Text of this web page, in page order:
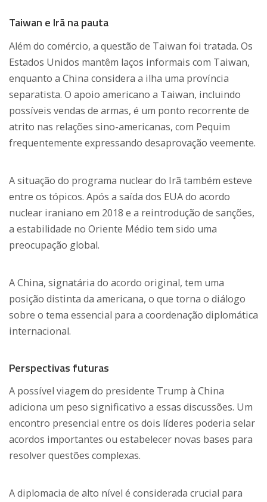
Taiwan e Irã na pauta
Além do comércio, a questão de Taiwan foi tratada. Os
Estados Unidos mantêm laços informais com Taiwan,
enquanto a China considera a ilha uma província
separatista. O apoio americano a Taiwan, incluindo
possíveis vendas de armas, é um ponto recorrente de
atrito nas relações sino-americanas, com Pequim
frequentemente expressando desaprovação veemente.
A situação do programa nuclear do Irã também esteve
entre os tópicos. Após a saída dos EUA do acordo
nuclear iraniano em 2018 e a reintrodução de sanções,
a estabilidade no Oriente Médio tem sido uma
preocupação global.
A China, signatária do acordo original, tem uma
posição distinta da americana, o que torna o diálogo
sobre o tema essencial para a coordenação diplomática
internacional.
Perspectivas futuras
A possível viagem do presidente Trump à China
adiciona um peso significativo a essas discussões. Um
encontro presencial entre os dois líderes poderia selar
acordos importantes ou estabelecer novas bases para
resolver questões complexas.
A diplomacia de alto nível é considerada crucial para